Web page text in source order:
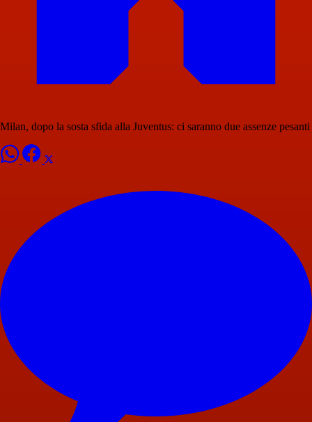
Milan, dopo la sosta sfida alla Juventus: ci saranno due assenze pesanti